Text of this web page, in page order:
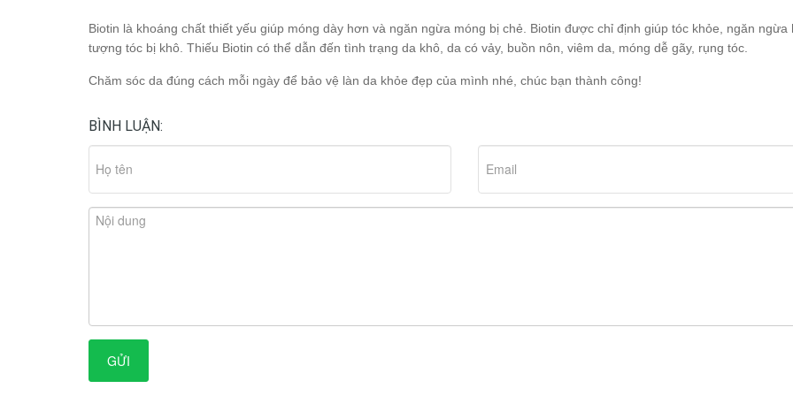
Biotin là khoáng chất thiết yếu giúp móng dày hơn và ngăn ngừa móng bị chẻ. Biotin được chỉ định giúp tóc khỏe, ngăn ngừa
tượng tóc bị khô. Thiếu Biotin có thể dẫn đến tình trạng da khô, da có vảy, buồn nôn, viêm da, móng dễ gãy, rụng tóc.
Chăm sóc da đúng cách mỗi ngày để bảo vệ làn da khỏe đẹp của mình nhé, chúc bạn thành công!
BÌNH LUẬN:
GỬI